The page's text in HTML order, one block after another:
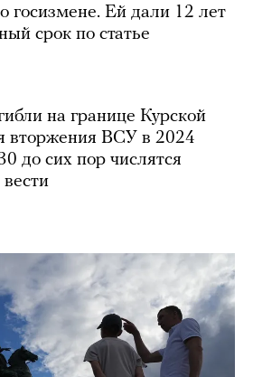
госизмене. Ей дали 12 лет
срок по статье
на границе Курской
вторжения ВСУ в 2024
до сих пор числятся